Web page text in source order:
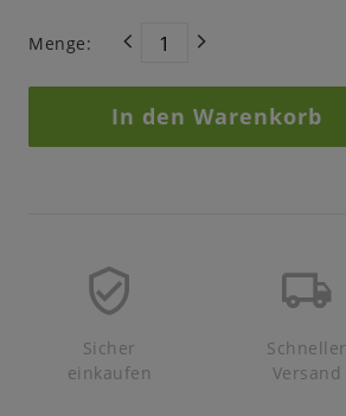
Menge:
In den Warenkorb
Sicher
einkaufen
Schneller
Versand